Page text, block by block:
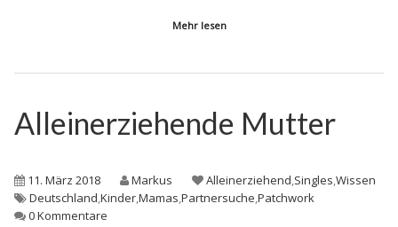
Mehr lesen
Alleinerziehende Mutter
11. März 2018 Markus Alleinerziehend,Singles,Wissen
Deutschland,Kinder,Mamas,Partnersuche,Patchwork
0 Kommentare